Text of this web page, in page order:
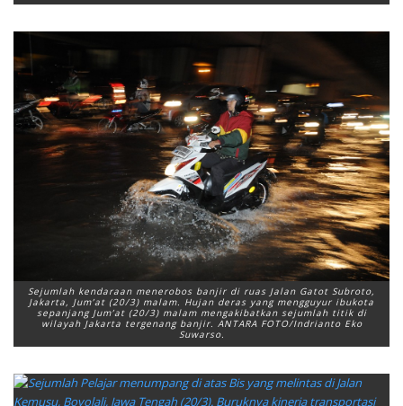
Sejumlah kendaraan menerobos banjir di ruas Jalan Gatot Subroto,
Jakarta, Jum’at (20/3) malam. Hujan deras yang mengguyur ibukota
sepanjang Jum’at (20/3) malam mengakibatkan sejumlah titik di
wilayah Jakarta tergenang banjir. ANTARA FOTO/Indrianto Eko
Suwarso.